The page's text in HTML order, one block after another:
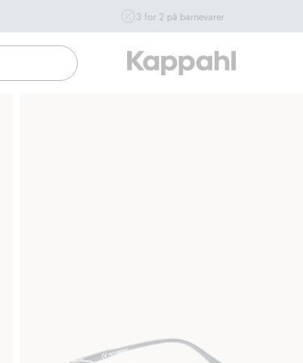
3 for 2 på barnevarer
inngår i tilbudet tom. 17/8 i butikk & online for deg som er
eller blir medlem. Kan ikke kombineres med andre tilbud
eller rabatter.